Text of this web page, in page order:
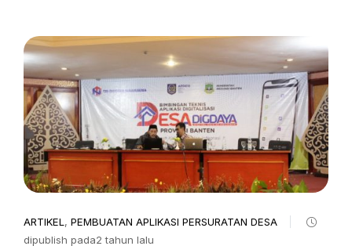
ARTIKEL , PEMBUATAN APLIKASI PERSURATAN DESA
dipublish pada2 tahun lalu